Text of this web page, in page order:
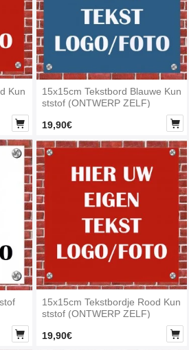
Kun

15x15cm Tekstbord Blauwe Kun
ststof (ONTWERP ZELF)
19,90€


15x15cm Tekstbordje Rood Kun
ststof (ONTWERP ZELF)
19,90€
